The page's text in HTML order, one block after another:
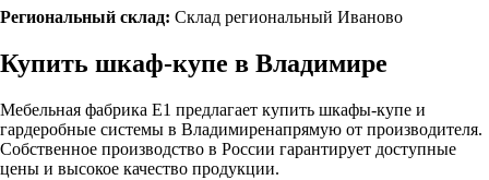
Региональный склад: Склад региональный Иваново
Купить шкаф-купе в Владимире
Мебельная фабрика Е1 предлагает купить шкафы-купе и
гардеробные системы в Владимиренапрямую от производителя.
Собственное производство в России гарантирует доступные
цены и высокое качество продукции.